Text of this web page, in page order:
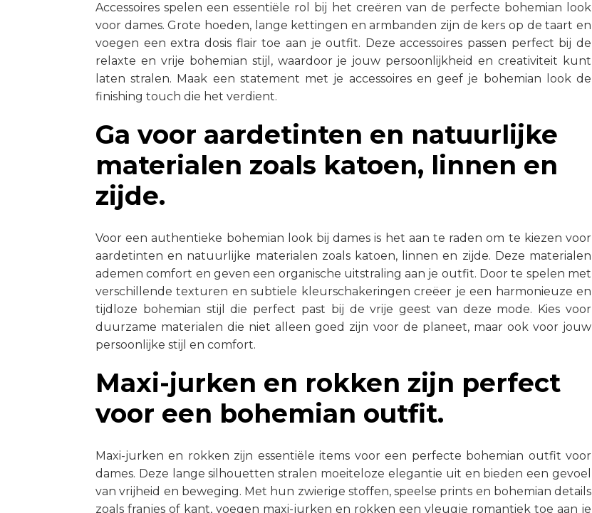
Accessoires spelen een essentiële rol bij het creëren van de perfecte bohemian look
voor dames. Grote hoeden, lange kettingen en armbanden zijn de kers op de taart en
voegen een extra dosis flair toe aan je outfit. Deze accessoires passen perfect bij de
relaxte en vrije bohemian stijl, waardoor je jouw persoonlijkheid en creativiteit kunt
laten stralen. Maak een statement met je accessoires en geef je bohemian look de
finishing touch die het verdient.
Ga voor aardetinten en natuurlijke
materialen zoals katoen, linnen en
zijde.
Voor een authentieke bohemian look bij dames is het aan te raden om te kiezen voor
aardetinten en natuurlijke materialen zoals katoen, linnen en zijde. Deze materialen
ademen comfort en geven een organische uitstraling aan je outfit. Door te spelen met
verschillende texturen en subtiele kleurschakeringen creëer je een harmonieuze en
tijdloze bohemian stijl die perfect past bij de vrije geest van deze mode. Kies voor
duurzame materialen die niet alleen goed zijn voor de planeet, maar ook voor jouw
persoonlijke stijl en comfort.
Maxi-jurken en rokken zijn perfect
voor een bohemian outfit.
Maxi-jurken en rokken zijn essentiële items voor een perfecte bohemian outfit voor
dames. Deze lange silhouetten stralen moeiteloze elegantie uit en bieden een gevoel
van vrijheid en beweging. Met hun zwierige stoffen, speelse prints en bohemian details
zoals franjes of kant, voegen maxi-jurken en rokken een vleugje romantiek toe aan je